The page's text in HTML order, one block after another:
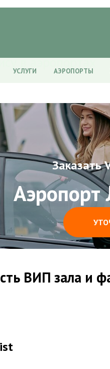
в аэропортах
УСЛУГИ АЭРОПОРТЫ
Заказать
Аэропорт
ВИП зала и